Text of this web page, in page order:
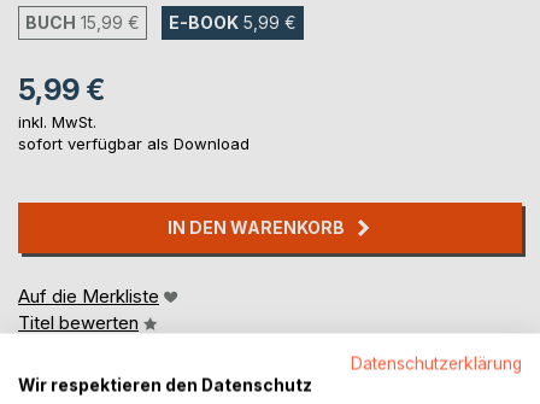
BUCH 15,99 € E-BOOK 5,99 €
5,99 €
inkl. MwSt.
sofort verfügbar als Download
IN DEN WARENKORB
Auf die Merkliste
Titel bewerten
Datenschutzerklärung
Wir respektieren den Datenschutz